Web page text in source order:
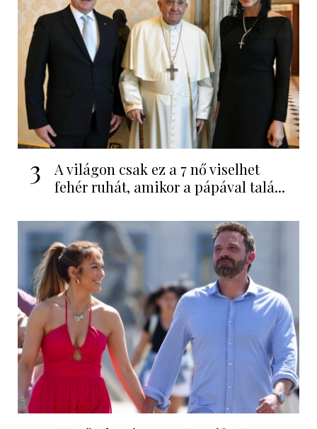
3
A világon csak ez a 7 nő viselhet
fehér ruhát, amikor a pápával talá...